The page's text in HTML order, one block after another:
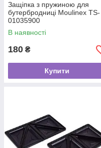
Защіпка з пружиною для
бутербродниці Moulinex TS-
01035900
В наявності
180 ₴
Купити